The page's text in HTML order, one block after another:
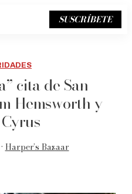
SUSCRÍBETE
cita de San
Hemsworth y
Harper’s Bazaar